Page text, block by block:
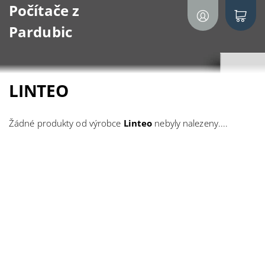
Počítače z
Pardubic
LINTEO
Žádné produkty od výrobce Linteo nebyly nalezeny....